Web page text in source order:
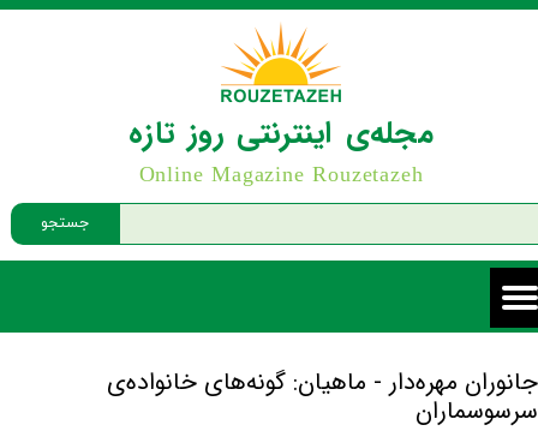
جستجو
مجله‌ی اینترنتی روز تازه
Online Magazine Rouzetazeh
جانوران مهره‌دار - ماهیان: گونه‌های خانواده‌ی
سرسوسماران